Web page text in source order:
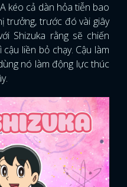
kéo cả dàn hỏa tiễn bao
trưởng, trước đó vài giây
Shizuka rằng sẽ chiến
liền bỏ chạy. Cậu làm
nó làm động lực thúc